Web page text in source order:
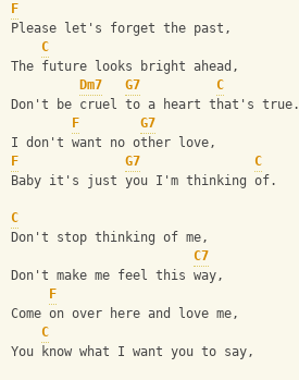
F
Please let's forget the past,
C
The future looks bright ahead,
Dm7
G7
C
Don't be cruel to a heart that's true.
F
G7
I don't want no other love,
F
G7
C
Baby it's just you I'm thinking of.
C
Don't stop thinking of me,
C7
Don't make me feel this way,
F
Come on over here and love me,
C
You know what I want you to say,